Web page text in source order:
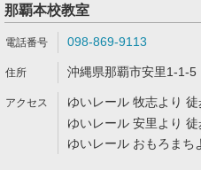
那覇本校教室
098-869-9113
沖縄県那覇市安里1-1-
ゆいレール 牧志より
ゆいレール 安里より
ゆいレール おもろまち